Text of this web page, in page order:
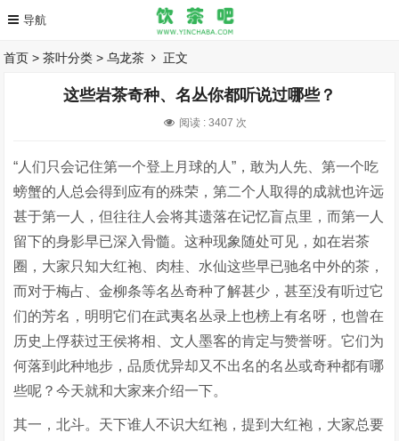
首页 >茶叶分类 >乌龙茶 正文
这些岩茶奇种、名丛你都听说过哪些？
阅读 :3407 次
“人们只会记住第一个登上月球的人”，敢为人先、第一个吃
螃蟹的人总会得到应有的殊荣，第二个人取得的成就也许远
甚于第一人，但往往人会将其遗落在记忆盲点里，而第一人
留下的身影早已深入骨髓。这种现象随处可见，如在岩茶
圈，大家只知大红袍、肉桂、水仙这些早已驰名中外的茶，
而对于梅占、金柳条等名丛奇种了解甚少，甚至没有听过它
们的芳名，明明它们在武夷名丛录上也榜上有名呀，也曾在
历史上俘获过王侯将相、文人墨客的肯定与赞誉呀。它们为
何落到此种地步，品质优异却又不出名的名丛或奇种都有哪
些呢？今天就和大家来介绍一下。
其一，北斗。天下谁人不识大红袍，提到大红袍，大家总要